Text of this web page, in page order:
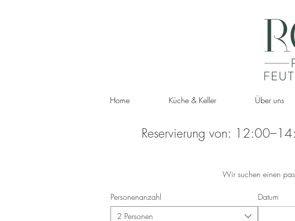
Home Küche & Keller Über uns
Reservierung von:
Wir suchen einen
Personenanzahl
2 Personen
Datum